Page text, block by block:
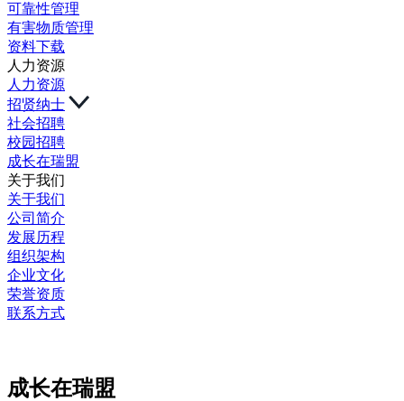
可靠性管理
有害物质管理
资料下载
人力资源
人力资源
招贤纳士
社会招聘
校园招聘
成长在瑞盟
关于我们
关于我们
公司简介
发展历程
组织架构
企业文化
荣誉资质
联系方式
成长在瑞盟